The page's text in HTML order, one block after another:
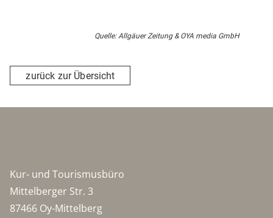
Quelle: Allgäuer Zeitung & OYA media GmbH
zurück zur Übersicht
Kur- und Tourismusbüro
Mittelberger Str. 3
87466 Oy-Mittelberg